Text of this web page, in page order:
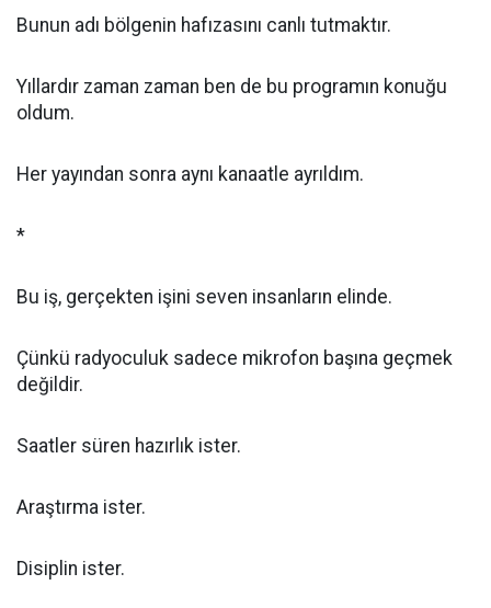
Bunun adı bölgenin hafızasını canlı tutmaktır.
Yıllardır zaman zaman ben de bu programın konuğu
oldum.
Her yayından sonra aynı kanaatle ayrıldım.
*
Bu iş, gerçekten işini seven insanların elinde.
Çünkü radyoculuk sadece mikrofon başına geçmek
değildir.
Saatler süren hazırlık ister.
Araştırma ister.
Disiplin ister.